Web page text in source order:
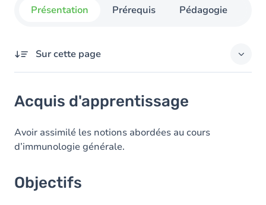
Présentation Prérequis Pédagogie
Sur cette page
Objectifs
Contenu
Acquis d'apprentissage
Avoir assimilé les notions abordées au cours
d’immunologie générale.
Objectifs